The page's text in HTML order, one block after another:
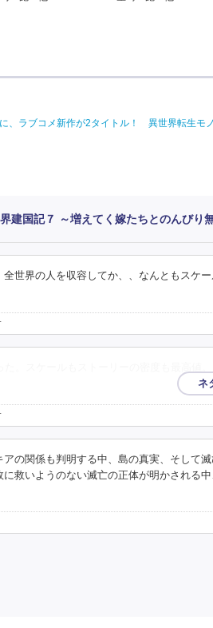
に、ラブコメ新作が2タイトル！ 異世界転生
界建国記７ ～増えてく嫁たちとのんびり
世界の人を収容してか、、なんともスケー
アの関係も判明する中、島の真実、そし
救いようのない滅亡の正体が明かされる